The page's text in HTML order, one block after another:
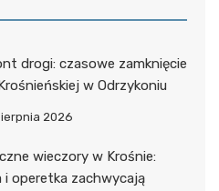
drogi: czasowe zamknięcie
w Odrzykoniu
2026
wieczory w Krośnie:
i operetka zachwycają